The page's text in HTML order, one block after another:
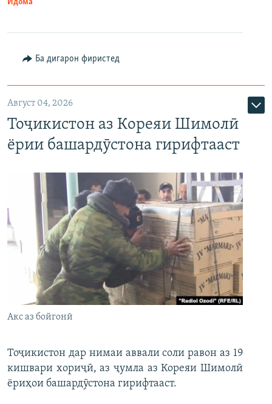
Идома
Ба дигарон фиристед
Август 04, 2026
Тоҷикистон аз Кореяи Шимолӣ
ёрии башардӯстона гирифтааст
Акс аз бойгонӣ
Тоҷикистон дар нимаи аввали соли равон аз 19
кишвари хориҷӣ, аз ҷумла аз Кореяи Шимолӣ
ёриҳои башардӯстона гирифтааст.